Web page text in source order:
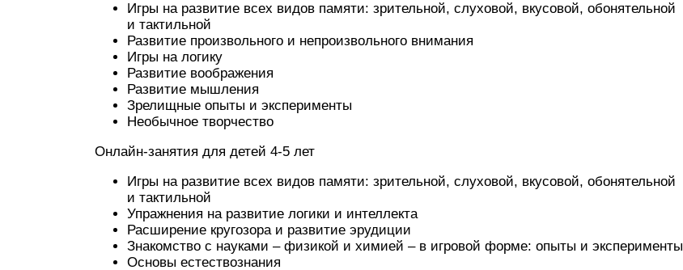
Игры на развитие всех видов памяти: зрительной, слуховой, вкусовой, обонятельной
и тактильной
Развитие произвольного и непроизвольного внимания
Игры на логику
Развитие воображения
Развитие мышления
Зрелищные опыты и эксперименты
Необычное творчество
Онлайн-занятия для детей 4-5 лет
Игры на развитие всех видов памяти: зрительной, слуховой, вкусовой, обонятельной
и тактильной
Упражнения на развитие логики и интеллекта
Расширение кругозора и развитие эрудиции
Знакомство с науками – физикой и химией – в игровой форме: опыты и эксперименты
Основы естествознания